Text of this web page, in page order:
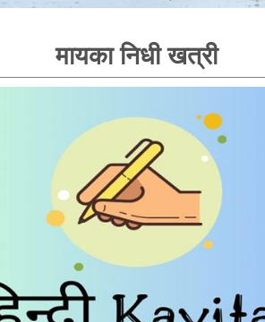
मायका निधी खत्री